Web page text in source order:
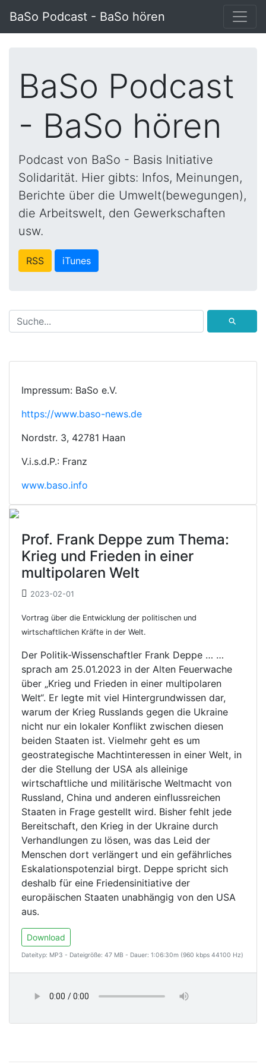
BaSo Podcast - BaSo hören
BaSo Podcast
- BaSo hören
Podcast von BaSo - Basis Initiative
Solidarität. Hier gibts: Infos, Meinungen,
Berichte über die Umwelt(bewegungen),
die Arbeitswelt, den Gewerkschaften
usw.
RSS iTunes
⚲
Impressum: BaSo e.V.
https://www.baso-news.de
Nordstr. 3, 42781 Haan
V.i.s.d.P.: Franz
www.baso.info
Prof. Frank Deppe zum Thema:
Krieg und Frieden in einer
multipolaren Welt
2023-02-01
Vortrag über die Entwicklung der politischen und
wirtschaftlichen Kräfte in der Welt.
Der Politik-Wissenschaftler Frank Deppe … …
sprach am 25.01.2023 in der Alten Feuerwache
über „Krieg und Frieden in einer multipolaren
Welt“. Er legte mit viel Hintergrundwissen dar,
warum der Krieg Russlands gegen die Ukraine
nicht nur ein lokaler Konflikt zwischen diesen
beiden Staaten ist. Vielmehr geht es um
geostrategische Machtinteressen in einer Welt, in
der die Stellung der USA als alleinige
wirtschaftliche und militärische Weltmacht von
Russland, China und anderen einflussreichen
Staaten in Frage gestellt wird. Bisher fehlt jede
Bereitschaft, den Krieg in der Ukraine durch
Verhandlungen zu lösen, was das Leid der
Menschen dort verlängert und ein gefährliches
Eskalationspotenzial birgt. Deppe spricht sich
deshalb für eine Friedensinitiative der
europäischen Staaten unabhängig von den USA
aus.
Download
Dateityp: MP3 - Dateigröße: 47 MB - Dauer: 1:06:30m (960 kbps 44100 Hz)